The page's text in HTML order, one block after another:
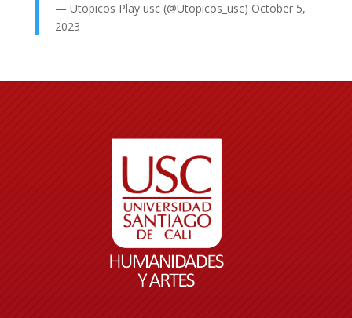
— Utopicos Play usc (@Utopicos_usc) October 5,
2023